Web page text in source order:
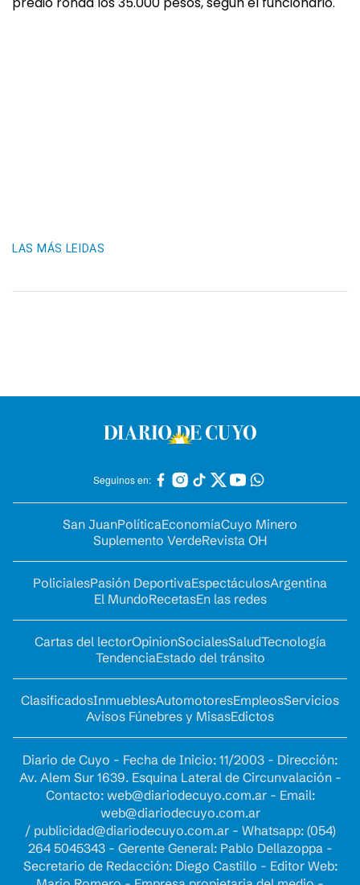
LAS MÁS LEIDAS
Seguinos en:
San JuanPolíticaEconomíaCuyo Minero
Suplemento VerdeRevista OH
PolicialesPasión DeportivaEspectáculosArgentina
El MundoRecetasEn las redes
Cartas del lectorOpinionSocialesSaludTecnología
TendenciaEstado del tránsito
ClasificadosInmueblesAutomotoresEmpleosServicios
Avisos Fúnebres y MisasEdictos
Diario de Cuyo - Fecha de Inicio: 11/2003 - Dirección:
Av. Alem Sur 1639. Esquina Lateral de Circunvalación -
Contacto: web@diariodecuyo.com.ar- Email:
web@diariodecuyo.com.ar
/ publicidad@diariodecuyo.com.ar- Whatsapp: (054)
264 5045343 - Gerente General: Pablo Dellazoppa -
Secretario de Redacción: Diego Castillo - Editor Web: